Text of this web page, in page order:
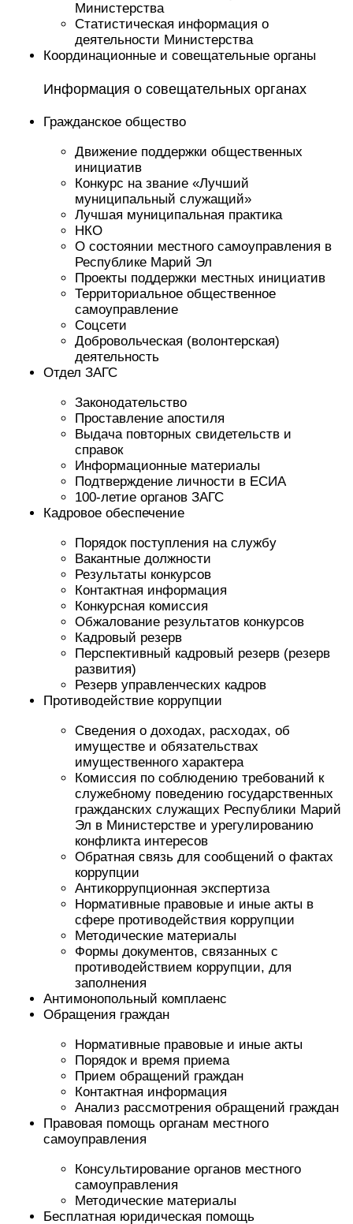
Министерства
Статистическая информация о
деятельности Министерства
Координационные и совещательные органы
Информация о совещательных органах
Гражданское общество
Движение поддержки общественных
инициатив
Конкурс на звание «Лучший
муниципальный служащий»
Лучшая муниципальная практика
НКО
О состоянии местного самоуправления в
Республике Марий Эл
Проекты поддержки местных инициатив
Территориальное общественное
самоуправление
Соцсети
Добровольческая (волонтерская)
деятельность
Отдел ЗАГС
Законодательство
Проставление апостиля
Выдача повторных свидетельств и
справок
Информационные материалы
Подтверждение личности в ЕСИА
100-летие органов ЗАГС
Кадровое обеспечение
Порядок поступления на службу
Вакантные должности
Результаты конкурсов
Контактная информация
Конкурсная комиссия
Обжалование результатов конкурсов
Кадровый резерв
Перспективный кадровый резерв (резерв
развития)
Резерв управленческих кадров
Противодействие коррупции
Сведения о доходах, расходах, об
имуществе и обязательствах
имущественного характера
Комиссия по соблюдению требований к
служебному поведению государственных
гражданских служащих Республики Марий
Эл в Министерстве и урегулированию
конфликта интересов
Обратная связь для сообщений о фактах
коррупции
Антикоррупционная экспертиза
Нормативные правовые и иные акты в
сфере противодействия коррупции
Методические материалы
Формы документов, связанных с
противодействием коррупции, для
заполнения
Антимонопольный комплаенс
Обращения граждан
Нормативные правовые и иные акты
Порядок и время приема
Прием обращений граждан
Контактная информация
Анализ рассмотрения обращений граждан
Правовая помощь органам местного
самоуправления
Консультирование органов местного
самоуправления
Методические материалы
Бесплатная юридическая помощь